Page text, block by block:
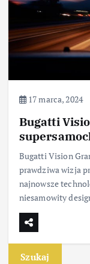
17 marca, 2024
Bugatti
Bugatti Vision
prawdziwa wizja
najnowsze
niesamowity
Szukaj